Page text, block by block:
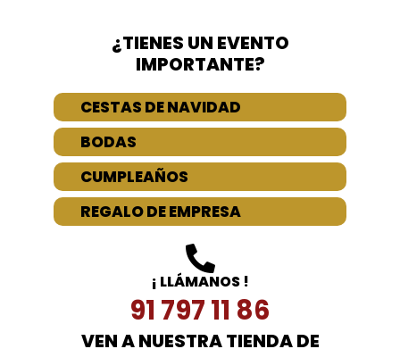
¿TIENES UN EVENTO
IMPORTANTE?
CESTAS DE NAVIDAD
BODAS
CUMPLEAÑOS
REGALO DE EMPRESA
¡ LLÁMANOS !
91 797 11 86
VEN A NUESTRA TIENDA DE